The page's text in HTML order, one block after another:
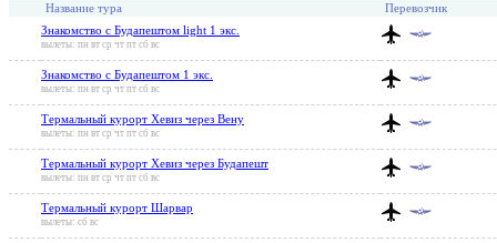
Название тура Перевозчик
Знакомство с Будапештом light 1 экс.
вылеты: пн вт ср чт пт сб вс
Знакомство с Будапештом 1 экс.
вылеты: пн вт ср чт пт сб вс
Термальный курорт Хевиз через Вену
вылеты: пн вт ср чт пт сб вс
Термальный курорт Хевиз через Будапешт
вылеты: пн вт ср чт пт сб вс
Термальный курорт Шарвар
вылеты: сб вс